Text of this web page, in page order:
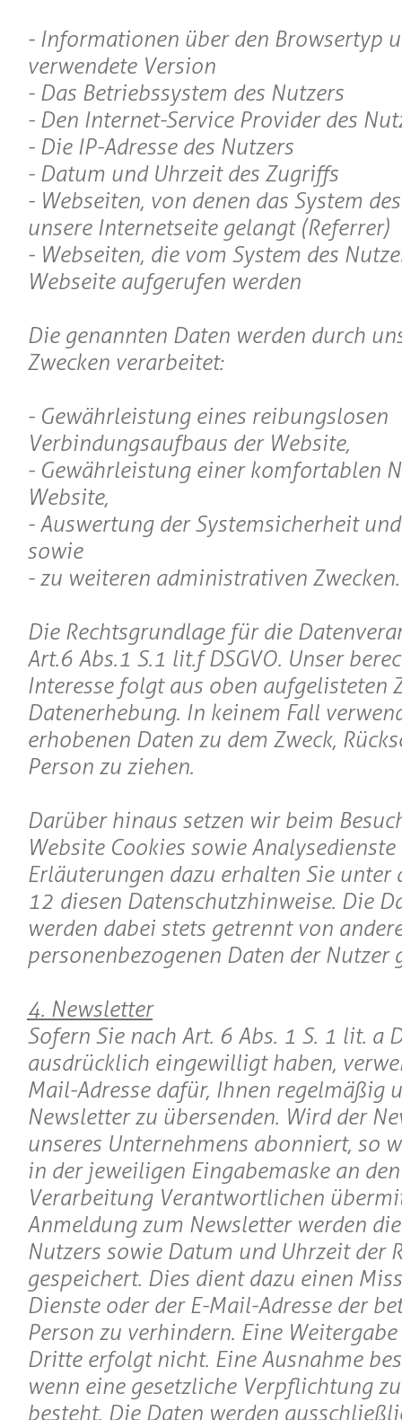
- Informationen über den Browsertyp
verwendete Version
- Das Betriebssystem des Nutzers
- Den Internet-Service Provider des
- Die IP-Adresse des Nutzers
- Datum und Uhrzeit des Zugriffs
- Webseiten, von denen das System
unsere Internetseite gelangt (Referrer)
- Webseiten, die vom System des
Webseite aufgerufen werden
Die genannten Daten werden durch
Zwecken verarbeitet:
- Gewährleistung eines reibungslosen
Verbindungsaufbaus der Website,
- Gewährleistung einer komfortablen
Website,
- Auswertung der Systemsicherheit
sowie
- zu weiteren administrativen Zwecken.
Die Rechtsgrundlage für die
Art. 6 Abs. 1 S. 1 lit. f DSGVO. Unser
Interesse folgt aus oben aufgelisteten
Datenerhebung. In keinem Fall
erhobenen Daten zu dem Zweck,
Person zu ziehen.
Darüber hinaus setzen wir beim
Website Cookies sowie
Erläuterungen dazu erhalten Sie unter
12 diesen Datenschutzhinweise. Die
werden dabei stets getrennt von
personenbezogenen Daten der Nutzer
4. Newsletter
Sofern Sie nach Art. 6 Abs. 1 S. 1 lit. a
ausdrücklich eingewilligt haben,
Mail-Adresse dafür, Ihnen regelmäßig
Newsletter zu übersenden. Wird der
unseres Unternehmens abonniert, so
in der jeweiligen Eingabemaske an
Verarbeitung Verantwortlichen
Anmeldung zum Newsletter werden die
Nutzers sowie Datum und Uhrzeit der
gespeichert. Dies dient dazu einen
Dienste oder der E-Mail-Adresse der
Person zu verhindern. Eine
Dritte erfolgt nicht. Eine Ausnahme
wenn eine gesetzliche Verpflichtung
besteht. Die Daten werden